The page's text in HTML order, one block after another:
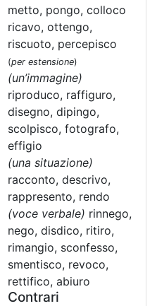
metto, pongo, colloco
ricavo, ottengo,
riscuoto, percepisco
(per estensione)
(un’immagine)
riproduco, raffiguro,
disegno, dipingo,
scolpisco, fotografo,
effigio
(una situazione)
racconto, descrivo,
rappresento, rendo
(voce verbale) rinnego,
nego, disdico, ritiro,
rimangio, sconfesso,
smentisco, revoco,
rettifico, abiuro
Contrari